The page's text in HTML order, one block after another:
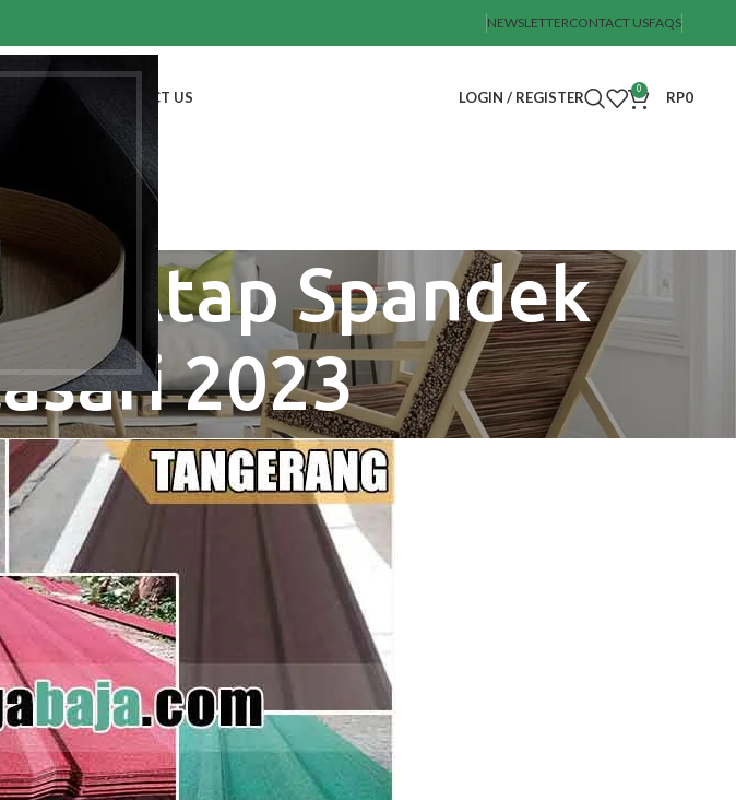
NEWSLETTERCONTACT USFAQS
CONTACT US LOGIN / REGISTER 0 RP0
Atap Spandek
2023